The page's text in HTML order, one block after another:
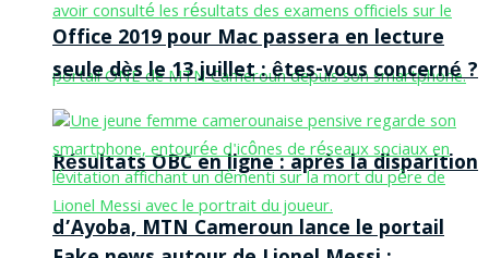
Résultats OBC en ligne : après la disparition
d’Ayoba, MTN Cameroun lance le portail
Office 2019 pour Mac passera en lecture
seule dès le 13 juillet : êtes-vous concerné ?